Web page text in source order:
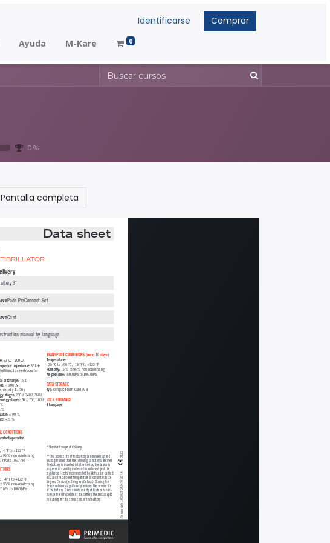
Identificarse Comprar
Ayuda M-Kare 0
0 %
Pantalla completa